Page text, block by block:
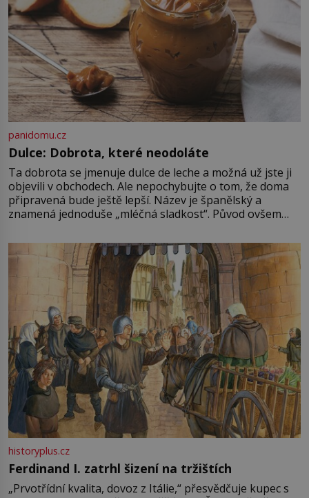
panidomu.cz
Dulce: Dobrota, které neodoláte
Ta dobrota se jmenuje dulce de leche a možná už jste ji
objevili v obchodech. Ale nepochybujte o tom, že doma
připravená bude ještě lepší. Název je španělský a
znamená jednoduše „mléčná sladkost“. Původ ovšem
pře hned několik latinskoamerických zemí a k tomu
Francie, kde se traduje,
historyplus.cz
Ferdinand I. zatrhl šizení na tržištích
„Prvotřídní kvalita, dovoz z Itálie,“ přesvědčuje kupec s